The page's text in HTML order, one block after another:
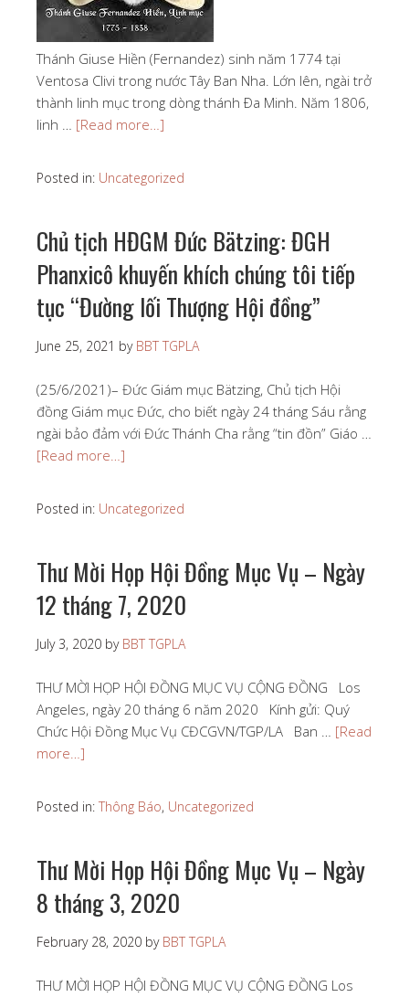
Thánh Giuse Hiền (Fernandez) sinh năm 1774 tại
Ventosa Clivi trong nước Tây Ban Nha. Lớn lên, ngài trở
thành linh mục trong dòng thánh Ða Minh. Năm 1806,
linh … [Read more…]
Posted in: Uncategorized
Chủ tịch HĐGM Đức Bätzing: ĐGH
Phanxicô khuyến khích chúng tôi tiếp
tục “Đường lối Thượng Hội đồng”
June 25, 2021 by BBT TGPLA
(25/6/2021)– Đức Giám mục Bätzing, Chủ tịch Hội
đồng Giám mục Đức, cho biết ngày 24 tháng Sáu rằng
ngài bảo đảm với Đức Thánh Cha rằng “tin đồn” Giáo …
[Read more…]
Posted in: Uncategorized
Thư Mời Họp Hội Đồng Mục Vụ – Ngày
12 tháng 7, 2020
July 3, 2020 by BBT TGPLA
THƯ MỜI HỌP HỘI ĐỒNG MỤC VỤ CỘNG ĐỒNG Los
Angeles, ngày 20 tháng 6 năm 2020 Kính gửi: Quý
Chức Hội Đồng Mục Vụ CĐCGVN/TGP/LA Ban … [Read
more…]
Posted in: Thông Báo, Uncategorized
Thư Mời Họp Hội Đồng Mục Vụ – Ngày
8 tháng 3, 2020
February 28, 2020 by BBT TGPLA
THƯ MỜI HỌP HỘI ĐỒNG MỤC VỤ CỘNG ĐỒNG Los